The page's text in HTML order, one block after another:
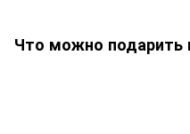
Что можно подарить